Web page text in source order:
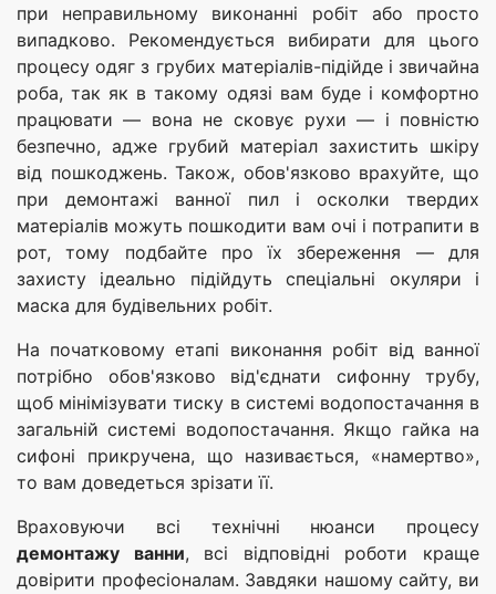
при неправильному виконанні робіт або просто
випадково. Рекомендується вибирати для цього
процесу одяг з грубих матеріалів-підійде і звичайна
роба, так як в такому одязі вам буде і комфортно
працювати — вона не сковує рухи — і повністю
безпечно, адже грубий матеріал захистить шкіру
від пошкоджень. Також, обов'язково врахуйте, що
при демонтажі ванної пил і осколки твердих
матеріалів можуть пошкодити вам очі і потрапити в
рот, тому подбайте про їх збереження — для
захисту ідеально підійдуть спеціальні окуляри і
маска для будівельних робіт.
На початковому етапі виконання робіт від ванної
потрібно обов'язково від'єднати сифонну трубу,
щоб мінімізувати тиску в системі водопостачання в
загальній системі водопостачання. Якщо гайка на
сифоні прикручена, що називається, «намертво»,
то вам доведеться зрізати її.
Враховуючи всі технічні нюанси процесу
демонтажу ванни, всі відповідні роботи краще
довірити професіоналам. Завдяки нашому сайту, ви